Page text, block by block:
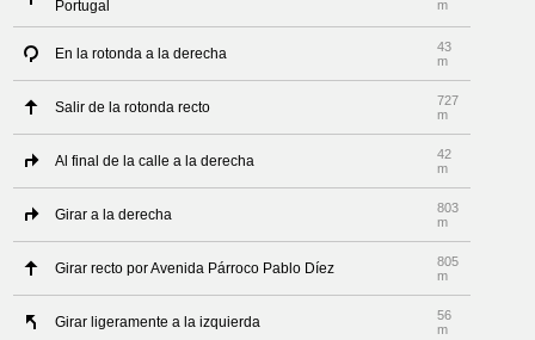
Portugal m
En la rotonda a la derecha
43
m
Salir de la rotonda recto
727
m
Al final de la calle a la derecha
42
m
Girar a la derecha
803
m
Girar recto por Avenida Párroco Pablo Díez
805
m
Girar ligeramente a la izquierda
56
m